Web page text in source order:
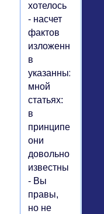
хотелось
- насчет
фактов
изложенных
в
указанных
мной
статьях:
в
принципе,
они
довольно
известны
- Вы
правы,
но не